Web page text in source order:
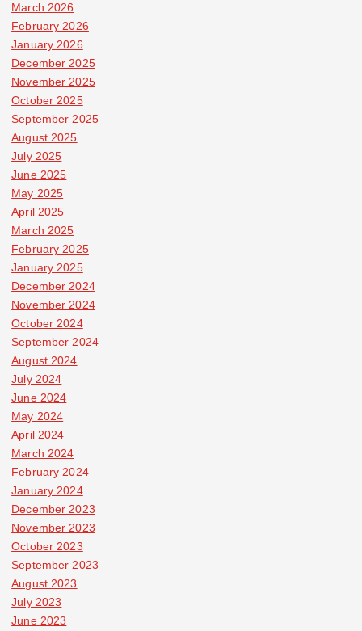
March 2026
February 2026
January 2026
December 2025
November 2025
October 2025
September 2025
August 2025
July 2025
June 2025
May 2025
April 2025
March 2025
February 2025
January 2025
December 2024
November 2024
October 2024
September 2024
August 2024
July 2024
June 2024
May 2024
April 2024
March 2024
February 2024
January 2024
December 2023
November 2023
October 2023
September 2023
August 2023
July 2023
June 2023